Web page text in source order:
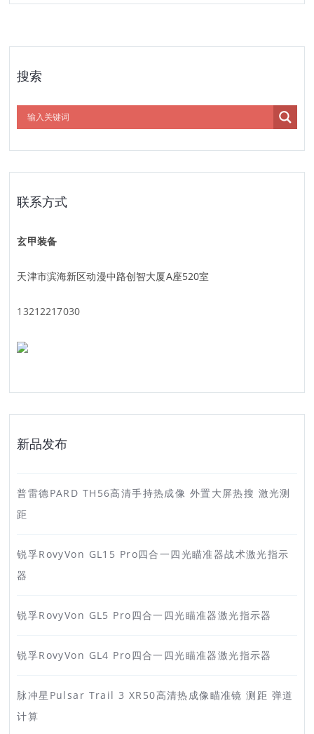
搜索
联系方式
玄甲装备
天津市滨海新区动漫中路创智大厦A座520室
13212217030
新品发布
普雷德PARD TH56高清手持热成像 外置大屏热搜 激光测
距
锐孚RovyVon GL15 Pro四合一四光瞄准器战术激光指示
器
锐孚RovyVon GL5 Pro四合一四光瞄准器激光指示器
锐孚RovyVon GL4 Pro四合一四光瞄准器激光指示器
脉冲星Pulsar Trail 3 XR50高清热成像瞄准镜 测距 弹道
计算